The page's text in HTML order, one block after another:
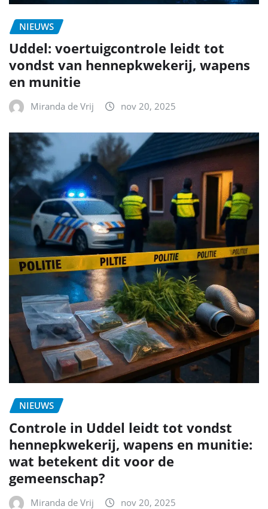
NIEUWS
Uddel: voertuigcontrole leidt tot
vondst van hennepkwekerij, wapens
en munitie
Miranda de Vrij nov 20, 2025
NIEUWS
Controle in Uddel leidt tot vondst
hennepkwekerij, wapens en munitie:
wat betekent dit voor de
gemeenschap?
Miranda de Vrij nov 20, 2025